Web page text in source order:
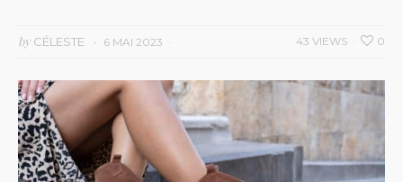
byCÉLESTE 6 MAI 2023 0
43 VIEWS